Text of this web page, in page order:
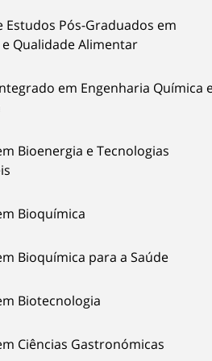
Estudos Pós-Graduados em
Qualidade Alimentar
em Engenharia Química
Bioenergia e Tecnologias
Bioquímica
Bioquímica para a Saúde
Biotecnologia
Ciências Gastronómicas